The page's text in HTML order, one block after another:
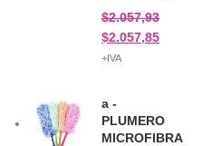
$2.057,93
$2.057,85
+IVA
a -
PLUMERO
MICROFIBRA